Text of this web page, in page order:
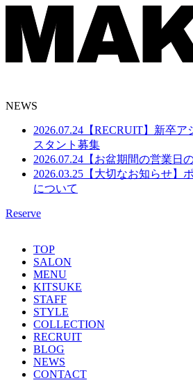
NEWS
2026.07.24 【RECRUIT】新卒
スタント募集
2026.07.24 【お盆期間の営業日
2026.03.25 【大切なお知らせ】
について
Reserve
TOP
SALON
MENU
KITSUKE
STAFF
STYLE
COLLECTION
RECRUIT
BLOG
NEWS
CONTACT